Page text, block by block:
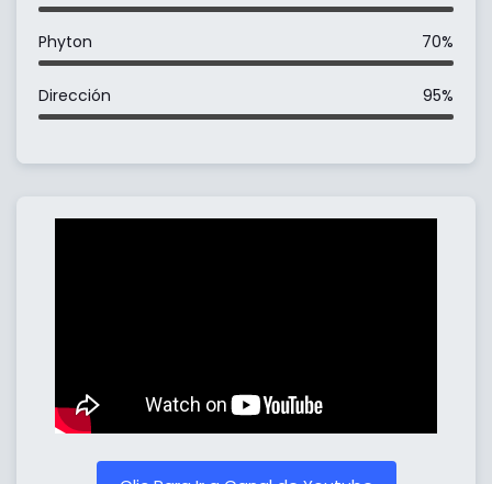
Phyton 70%
Dirección 95%